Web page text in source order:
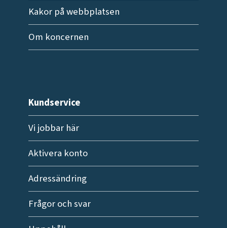
Kakor på webbplatsen
Om koncernen
Kundservice
Vi jobbar här
Aktivera konto
Adressändring
Frågor och svar